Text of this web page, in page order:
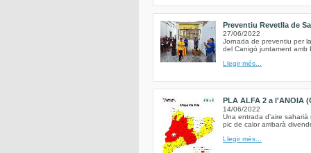
Preventiu Revetlla de
27/06/2022
Jornada de preventiu per
del Canigó juntament amb
Llegir més...
PLA ALFA 2 a l'ANOIA
14/06/2022
Una entrada d'aire
pic de calor arribarà
Llegir més...